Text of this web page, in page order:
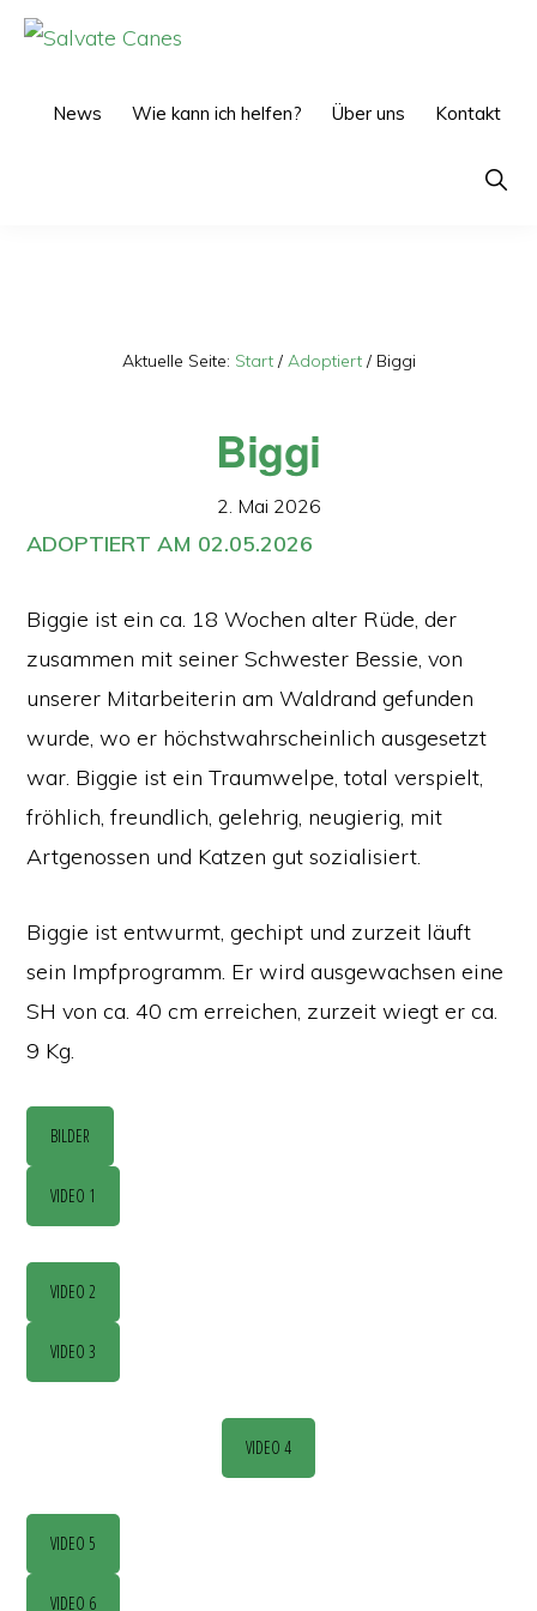
Zur
Zum
News Wie kann ich helfen? Über uns Kontakt
Show
Aktuelle Seite: Start / Adoptiert /Biggi
Biggi
2. Mai 2026
ADOPTIERT AM 02.05.2026
Biggie ist ein ca. 18 Wochen alter Rüde, der
zusammen mit seiner Schwester Bessie, von
unserer Mitarbeiterin am Waldrand gefunden
wurde, wo er höchstwahrscheinlich ausgesetzt
war. Biggie ist ein Traumwelpe, total verspielt,
fröhlich, freundlich, gelehrig, neugierig, mit
Artgenossen und Katzen gut sozialisiert.
Biggie ist entwurmt, gechipt und zurzeit läuft
sein Impfprogramm. Er wird ausgewachsen eine
SH von ca. 40 cm erreichen, zurzeit wiegt er ca.
9 Kg.
BILDER
VIDEO 1
VIDEO 2
VIDEO 3
VIDEO 4
VIDEO 5
VIDEO 6